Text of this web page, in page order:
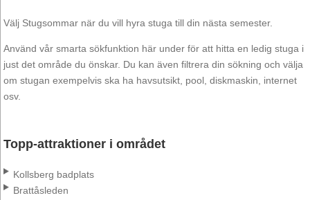
Välj Stugsommar när du vill hyra stuga till din nästa semester.
Använd vår smarta sökfunktion här under för att hitta en ledig stuga i
just det område du önskar. Du kan även filtrera din sökning och välja
om stugan exempelvis ska ha havsutsikt, pool, diskmaskin, internet
osv.
Topp-attraktioner i området
Kollsberg badplats
Brattåsleden